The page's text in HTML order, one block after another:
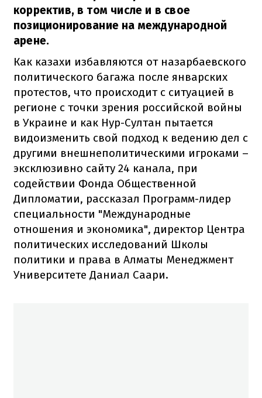
корректив, в том числе и в свое
позиционирование на международной
арене.
Как казахи избавляются от назарбаевского
политического багажа после январских
протестов, что происходит с ситуацией в
регионе с точки зрения российской войны
в Украине и как Нур-Султан пытается
видоизменить свой подход к ведению дел с
другими внешнеполитическими игроками –
эксклюзивно сайту 24 канала, при
содействии Фонда Общественной
Дипломатии, рассказал Программ-лидер
специальности "Международные
отношения и экономика", директор Центра
политических исследований Школы
политики и права в Алматы Менеджмент
Университете Даниал Саари.